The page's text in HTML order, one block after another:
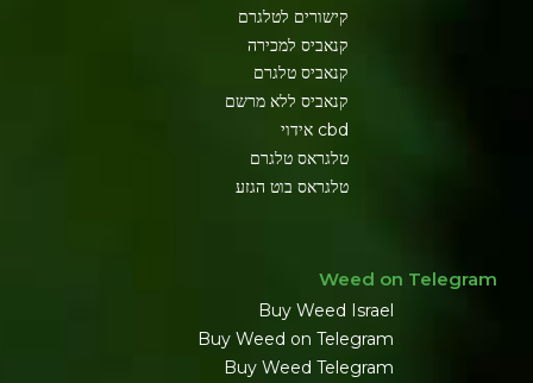
קישורים לטלגרם
קנאביס למכירה
קנאביס טלגרם
קנאביס ללא מרשם
cbd אידוי
טלגראס טלגרם
טלגראס בוט הגזע
Weed on Telegram
Buy Weed Israel
Buy Weed on Telegram
Buy Weed Telegram